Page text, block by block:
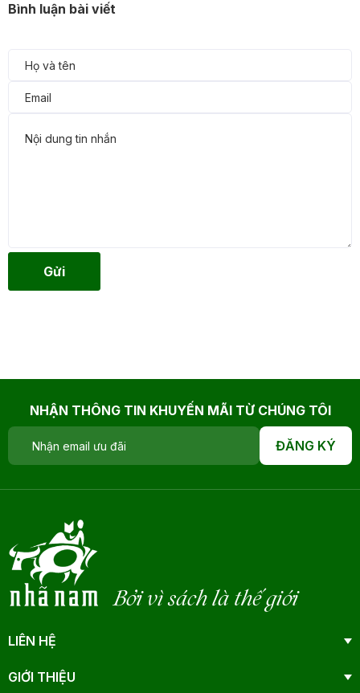
Bình luận bài viết
Gửi
NHẬN THÔNG TIN KHUYẾN MÃI TỪ CHÚNG TÔI
ĐĂNG KÝ
Bởi vì sách là thế giới
LIÊN HỆ
GIỚI THIỆU